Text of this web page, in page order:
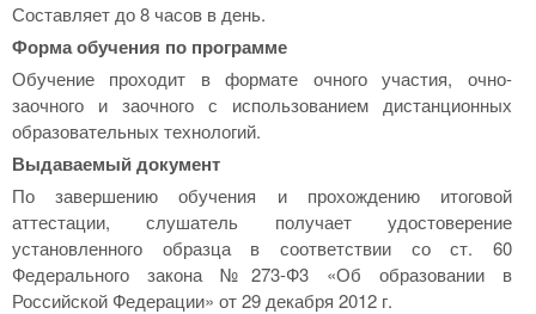
Составляет до 8 часов в день.
Форма обучения по программе
Обучение проходит в формате очного участия, очно-
заочного и заочного с использованием дистанционных
образовательных технологий.
Выдаваемый документ
По завершению обучения и прохождению итоговой
аттестации, слушатель получает удостоверение
установленного образца в соответствии со ст. 60
Федерального закона №273-Ф3 «Об образовании в
Российской Федерации» от 29 декабря 2012 г.